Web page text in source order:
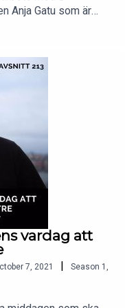
Anja Gatu som är
- Med rätt att
det är viktigt med
i barnlitteraturen, hur
uppmuntra till mer
vardag att
7, 2021 Season 1 ,